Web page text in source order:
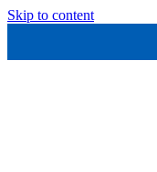
Skip to content